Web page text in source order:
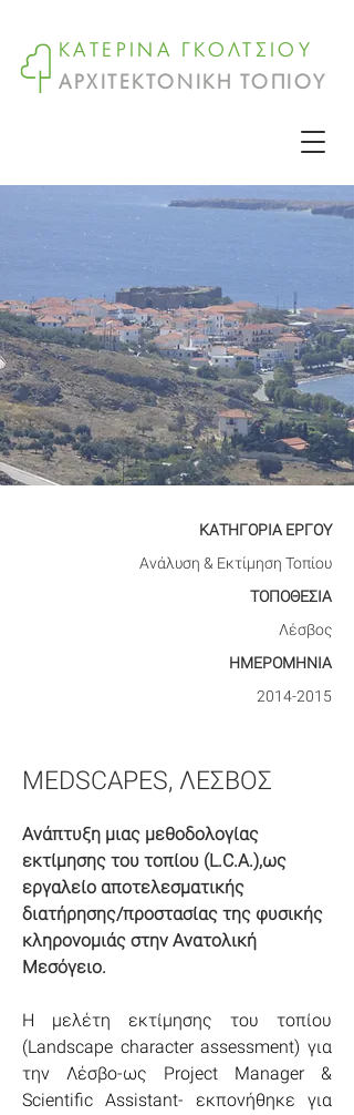
ΚΑΤΕΡΙΝΑ ΓΚΟΛΤΣΙΟΥ
ΑΡΧΙΤΕΚΤΟΝΙΚΗ ΤΟΠΙΟΥ
ΚΑΤΗΓΟΡΙΑ ΕΡΓΟΥ
Ανάλυση & Εκτίμηση Τοπίου
ΤΟΠΟΘΕΣΙΑ
Λέσβος
ΗΜΕΡΟΜΗΝΙΑ
2014-2015
MEDSCAPES, ΛΕΣΒΟΣ
Ανάπτυξη μιας μεθοδολογίας
εκτίμησης του τοπίου (L.C.A.),ως
εργαλείο αποτελεσματικής
διατήρησης/προστασίας της φυσικής
κληρονομιάς στην Ανατολική
Μεσόγειο.
Η μελέτη εκτίμησης του τοπίου
(Landscape character assessment) για
την Λέσβο-ως Project Manager &
Scientific Assistant- εκπονήθηκε για